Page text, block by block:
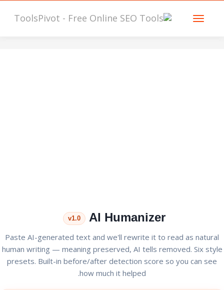
AI Humanizer
v1.0
Paste AI-generated text and we'll rewrite it to read as natural
human writing — meaning preserved, AI tells removed. Six style
presets. Built-in before/after detection score so you can see
how much it helped.